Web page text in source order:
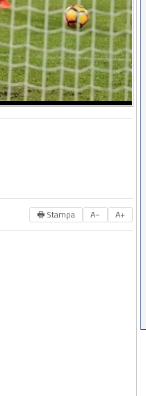
🖶 Stampa A− A+